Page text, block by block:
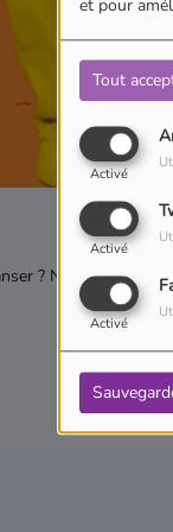
et pour
Tout
Activé
Activé
Activé
? Ne rêvez plus